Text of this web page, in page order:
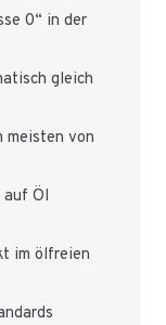
0“ in der
gleich
meisten von
auf Öl
im ölfreien